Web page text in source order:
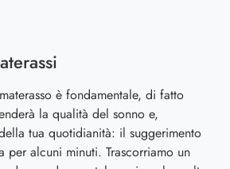
è fondamentale, di fatto
la qualità del sonno e,
tua quotidianità: il suggerimento
per alcuni minuti. Trascorriamo un